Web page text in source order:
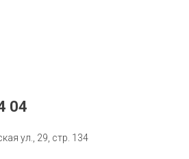
04
ул., 29, стр. 134